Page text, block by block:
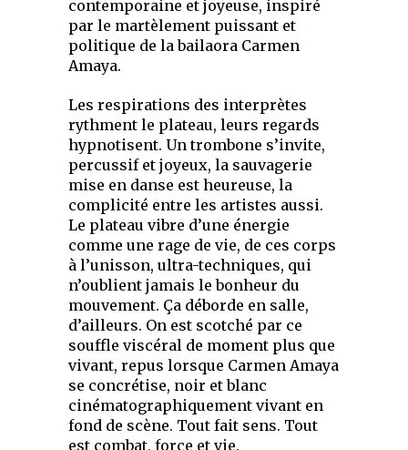
contemporaine et joyeuse, inspiré
par le martèlement puissant et
politique de la bailaora Carmen
Amaya.
Les respirations des interprètes
rythment le plateau, leurs regards
hypnotisent. Un trombone s’invite,
percussif et joyeux, la sauvagerie
mise en danse est heureuse, la
complicité entre les artistes aussi.
Le plateau vibre d’une énergie
comme une rage de vie, de ces corps
à l’unisson, ultra-techniques, qui
n’oublient jamais le bonheur du
mouvement. Ça déborde en salle,
d’ailleurs. On est scotché par ce
souffle viscéral de moment plus que
vivant, repus lorsque Carmen Amaya
se concrétise, noir et blanc
cinématographiquement vivant en
fond de scène. Tout fait sens. Tout
est combat, force et vie.